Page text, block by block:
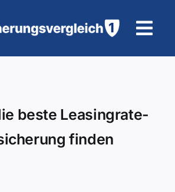
beste Leasingrate-
finden